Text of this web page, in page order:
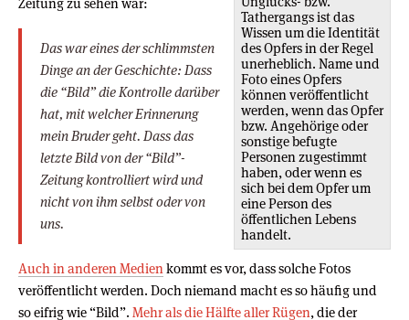
Tathergangs ist das
Wissen um die Identität
des Opfers in der Regel
unerheblich. Name und
Foto eines Opfers
können veröffentlicht
werden, wenn das Opfer
bzw. Angehörige oder
sonstige befugte
Personen zugestimmt
haben, oder wenn es
sich bei dem Opfer um
eine Person des
öffentlichen Lebens
handelt.
Das war eines der schlimmsten
Dinge an der Geschichte: Dass
die “Bild” die Kontrolle darüber
hat, mit welcher Erinnerung
mein Bruder geht. Dass das
letzte Bild von der “Bild”-
Zeitung kontrolliert wird und
nicht von ihm selbst oder von
uns.
Auch in anderen Medienkommt es vor, dass solche Fotos
veröffentlicht werden. Doch niemand macht es so häufig und
so eifrig wie “Bild”. Mehr als die Hälfte aller Rügen, die der